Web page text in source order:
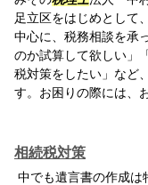
足立区をはじめとして
中心に、税務相談を承
のか試算して欲しい」
税対策をしたい」など
す。お困りの際には、
相続税対策
中でも遺言書の作成は